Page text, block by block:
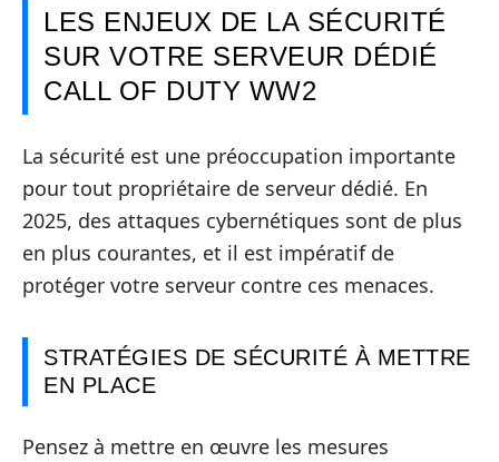
LES ENJEUX DE LA SÉCURITÉ
SUR VOTRE SERVEUR DÉDIÉ
CALL OF DUTY WW2
La sécurité est une préoccupation importante
pour tout propriétaire de serveur dédié. En
2025, des attaques cybernétiques sont de plus
en plus courantes, et il est impératif de
protéger votre serveur contre ces menaces.
STRATÉGIES DE SÉCURITÉ À METTRE
EN PLACE
Pensez à mettre en œuvre les mesures